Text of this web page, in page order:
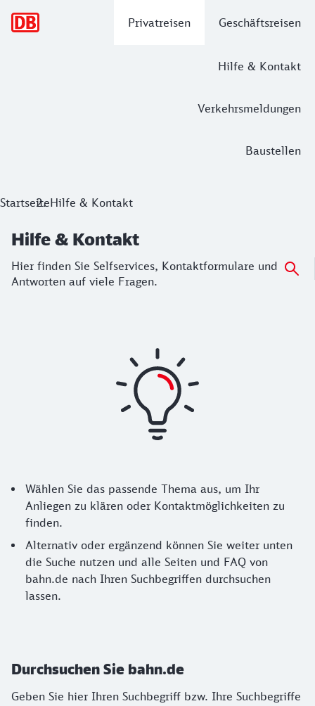
Privatreisen Geschäftsreisen
Hilfe & Kontakt
Verkehrsmeldungen
Baustellen
Hilfe & Kontakt
StartseiteHilfe & Kontakt
Hilfe & Kontakt
Hier finden Sie Selfservices, Kontaktformulare und
Antworten auf viele Fragen.
Wählen Sie das passende Thema aus, um Ihr
Anliegen zu klären oder Kontaktmöglichkeiten zu
finden.
Alternativ oder ergänzend können Sie weiter unten
die Suche nutzen und alle Seiten und FAQ von
bahn.de nach Ihren Suchbegriffen durchsuchen
lassen.
Durchsuchen Sie bahn.de
Geben Sie hier Ihren Suchbegriff bzw. Ihre Suchbegriffe